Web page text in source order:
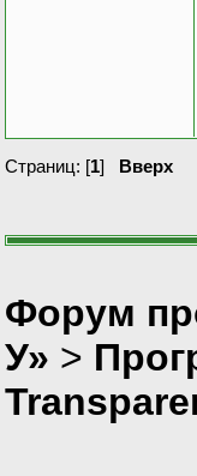
Страниц: [1] Вверх
Форум
У» >